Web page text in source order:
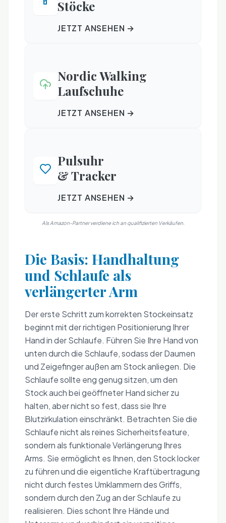
Stöcke
JETZT ANSEHEN →
Nordic Walking
Laufschuhe
JETZT ANSEHEN →
Pulsuhr
& Tracker
JETZT ANSEHEN →
Als Amazon-Partner verdiene ich an qualifizierten Verkäufen.
Die Basis: Handhaltung
und Schlaufe als
verlängerter Arm
Der erste Schritt zum korrekten Stockeinsatz
beginnt mit der richtigen Positionierung Ihrer
Hand in der Schlaufe. Führen Sie Ihre Hand von
unten durch die Schlaufe, sodass der Daumen
und Zeigefinger außen am Stock anliegen. Die
Schlaufe sollte eng genug sitzen, um den
Stock auch bei geöffneter Hand sicher zu
halten, aber nicht so fest, dass sie Ihre
Blutzirkulation einschränkt. Betrachten Sie die
Schlaufe nicht als reines Sicherheitsfeature,
sondern als funktionale Verlängerung Ihres
Arms. Sie ermöglicht es Ihnen, den Stock locker
zu führen und die eigentliche Kraftübertragung
nicht durch festes Umklammern des Griffs,
sondern durch den Zug an der Schlaufe zu
realisieren. Dies schont Ihre Hände und